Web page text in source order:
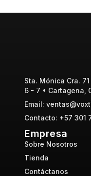
Sta. Mónica Cra.
6 - 7 • Cartagena,
Email:
Contacto: +57 301
Empresa
Sobre Nosotros
Tienda
Contáctanos